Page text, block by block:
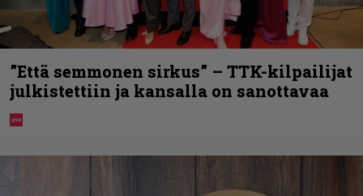
”Että semmonen sirkus” – TTK-kilpailijat
julkistettiin ja kansalla on sanottavaa